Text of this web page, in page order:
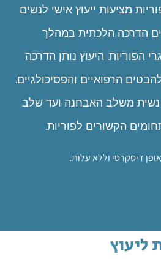
מציעות ייעוץ אישי לנשים
הדרכה הלכתית במהלך
הפוריות. היעוץ נותן הדרכה
הרפואיים והפסיכולגיים.
משלב האבחנה ועד שלב
הקשורים לפוריות.
דיסקרטי וללא עלות.
ליעוץ